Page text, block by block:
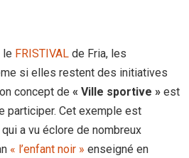
le FRISTIVAL de Fria, les
si elles restent des initiatives
concept de « Ville sportive » est
participer. Cet exemple est
a vu éclore de nombreux
« l’enfant noir » enseigné en